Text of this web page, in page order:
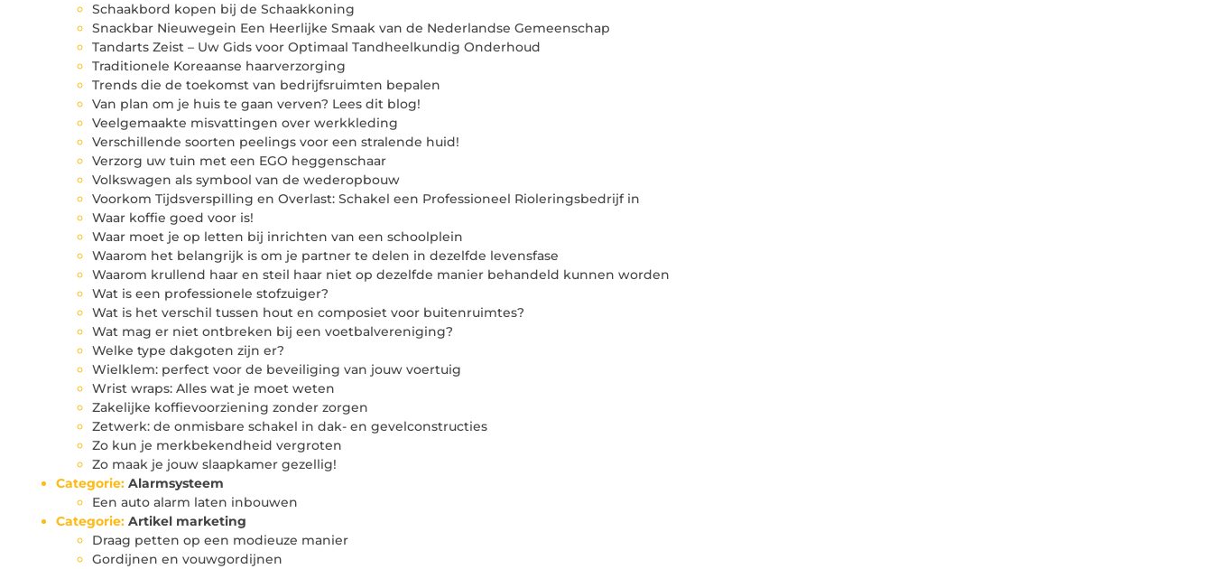
Schaakbord kopen bij de Schaakkoning
Snackbar Nieuwegein Een Heerlijke Smaak van de Nederlandse Gemeenschap
Tandarts Zeist – Uw Gids voor Optimaal Tandheelkundig Onderhoud
Traditionele Koreaanse haarverzorging
Trends die de toekomst van bedrijfsruimten bepalen
Van plan om je huis te gaan verven? Lees dit blog!
Veelgemaakte misvattingen over werkkleding
Verschillende soorten peelings voor een stralende huid!
Verzorg uw tuin met een EGO heggenschaar
Volkswagen als symbool van de wederopbouw
Voorkom Tijdsverspilling en Overlast: Schakel een Professioneel Rioleringsbedrijf in
Waar koffie goed voor is!
Waar moet je op letten bij inrichten van een schoolplein
Waarom het belangrijk is om je partner te delen in dezelfde levensfase
Waarom krullend haar en steil haar niet op dezelfde manier behandeld kunnen worden
Wat is een professionele stofzuiger?
Wat is het verschil tussen hout en composiet voor buitenruimtes?
Wat mag er niet ontbreken bij een voetbalvereniging?
Welke type dakgoten zijn er?
Wielklem: perfect voor de beveiliging van jouw voertuig
Wrist wraps: Alles wat je moet weten
Zakelijke koffievoorziening zonder zorgen
Zetwerk: de onmisbare schakel in dak- en gevelconstructies
Zo kun je merkbekendheid vergroten
Zo maak je jouw slaapkamer gezellig!
Categorie: Alarmsysteem
Een auto alarm laten inbouwen
Categorie: Artikel marketing
Draag petten op een modieuze manier
Gordijnen en vouwgordijnen